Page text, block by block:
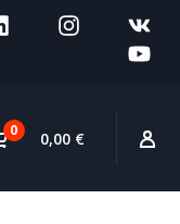
0 0,00 €